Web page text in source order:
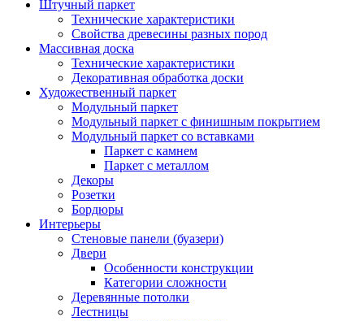
Штучный паркет
Технические характеристики
Свойства древесины разных пород
Массивная доска
Технические характеристики
Декоративная обработка доски
Художественный паркет
Модульный паркет
Модульный паркет с финишным покрытием
Модульный паркет со вставками
Паркет с камнем
Паркет с металлом
Декоры
Розетки
Бордюры
Интерьеры
Стеновые панели (буазери)
Двери
Особенности конструкции
Категории сложности
Деревянные потолки
Лестницы